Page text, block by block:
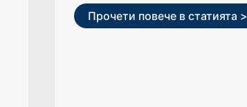
Прочети повече в статията >